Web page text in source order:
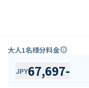
大人1名様分料金info
JPY67,697-